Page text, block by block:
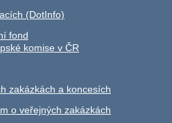
(DotInfo)
fond
komise v ČR
zakázkách a koncesích
o veřejných zakázkách